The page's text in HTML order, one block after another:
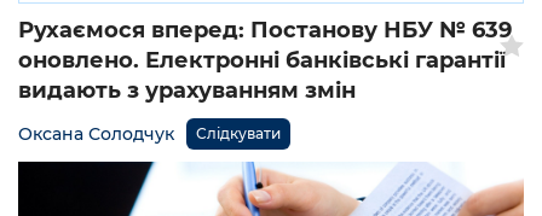
Рухаємося вперед: Постанову НБУ № 639
оновлено. Електронні банківські гарантії
видають з урахуванням змін
Оксана Солодчук Слідкувати